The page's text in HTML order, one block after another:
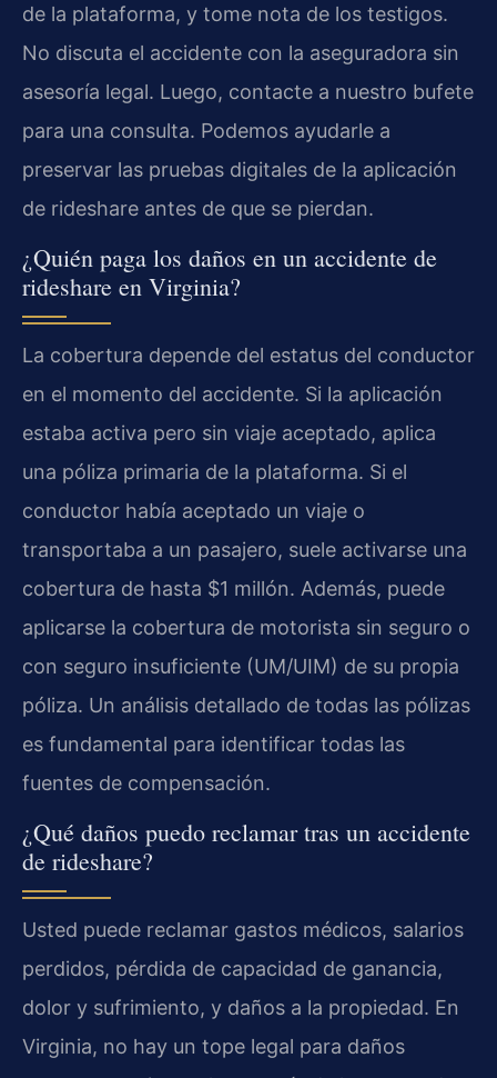
de la plataforma, y tome nota de los testigos.
No discuta el accidente con la aseguradora sin
asesoría legal. Luego, contacte a nuestro bufete
para una consulta. Podemos ayudarle a
preservar las pruebas digitales de la aplicación
de rideshare antes de que se pierdan.
¿Quién paga los daños en un accidente de
rideshare en Virginia?
La cobertura depende del estatus del conductor
en el momento del accidente. Si la aplicación
estaba activa pero sin viaje aceptado, aplica
una póliza primaria de la plataforma. Si el
conductor había aceptado un viaje o
transportaba a un pasajero, suele activarse una
cobertura de hasta $1 millón. Además, puede
aplicarse la cobertura de motorista sin seguro o
con seguro insuficiente (UM/UIM) de su propia
póliza. Un análisis detallado de todas las pólizas
es fundamental para identificar todas las
fuentes de compensación.
¿Qué daños puedo reclamar tras un accidente
de rideshare?
Usted puede reclamar gastos médicos, salarios
perdidos, pérdida de capacidad de ganancia,
dolor y sufrimiento, y daños a la propiedad. En
Virginia, no hay un tope legal para daños